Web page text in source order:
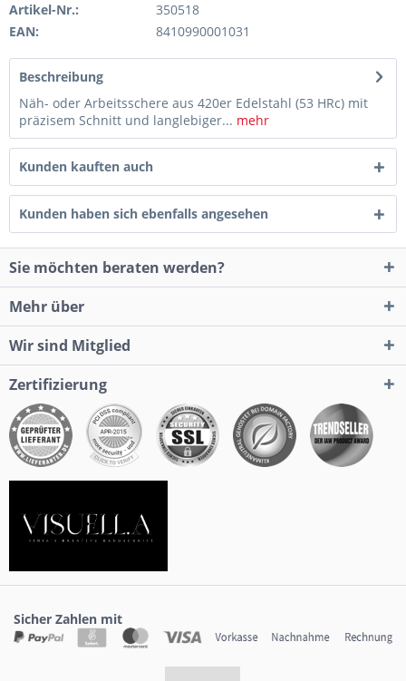
Artikel-Nr.:
350518
EAN:
8410990001031
Beschreibung
Näh- oder Arbeitsschere aus 420er Edelstahl (53 HRc) mit
präzisem Schnitt und langlebiger... mehr
Kunden kauften auch
Kunden haben sich ebenfalls angesehen
Sie möchten beraten werden?
Mehr über
Wir sind Mitglied
Zertifizierung
Sicher Zahlen mit